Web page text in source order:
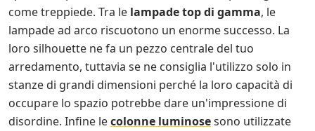
come treppiede. Tra le lampade top di gamma, le
lampade ad arco riscuotono un enorme successo. La
loro silhouette ne fa un pezzo centrale del tuo
arredamento, tuttavia se ne consiglia l'utilizzo solo in
stanze di grandi dimensioni perché la loro capacità di
occupare lo spazio potrebbe dare un'impressione di
disordine. Infine lecolonne luminosesono utilizzate